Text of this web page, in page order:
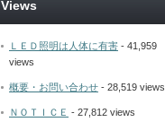
Views
ＬＥＤ照明は人体に有害 - 41,959
views
概要・お問い合わせ - 28,519 views
ＮＯＴＩＣＥ - 27,812 views